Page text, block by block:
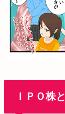
ＩＰＯ株